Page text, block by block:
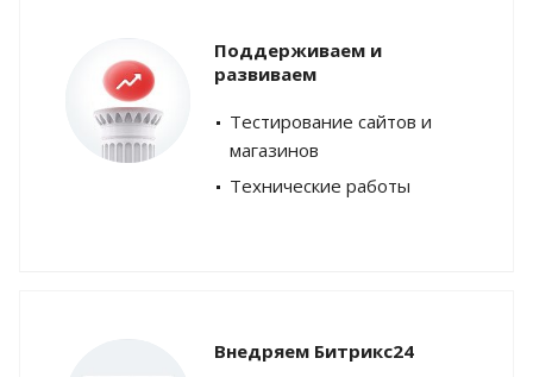
Поддерживаем и
развиваем
Тестирование сайтов и
магазинов
Технические работы
Внедряем Битрикс24